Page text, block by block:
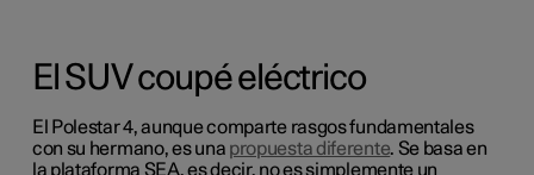
El SUV coupé eléctrico
El Polestar 4, aunque comparte rasgos fundamentales
con su hermano, es una propuesta diferente. Se basa en
la plataforma SEA, es decir, no es simplemente un